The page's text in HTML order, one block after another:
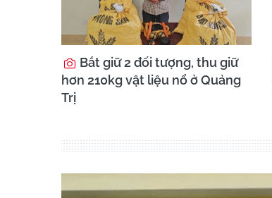
Bắt giữ 2 đối tượng, thu giữ
hơn 210kg vật liệu nổ ở Quảng
Trị